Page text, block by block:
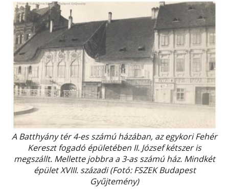
A Batthyány tér 4-es számú házában, az egykori Fehér
Kereszt fogadó épületében II. József kétszer is
megszállt. Mellette jobbra a 3-as számú ház. Mindkét
épület XVIII. századi (Fotó: FSZEK Budapest
Gyűjtemény)